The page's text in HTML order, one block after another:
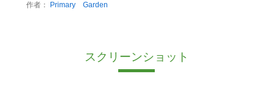
作者：
Primary Garden
スクリーンショット